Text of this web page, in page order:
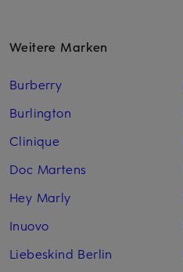
Weitere Marken
Burberry
Burlington
Clinique
Doc Martens
Hey Marly
Inuovo
Liebeskind Berlin